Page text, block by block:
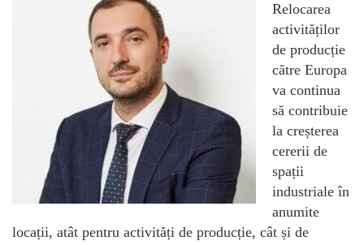
Relocarea
activităților
de producție
către Europa
va continua
să contribuie
la creșterea
cererii de
spații
industriale în
anumite
locații, atât pentru activități de producție, cât și de